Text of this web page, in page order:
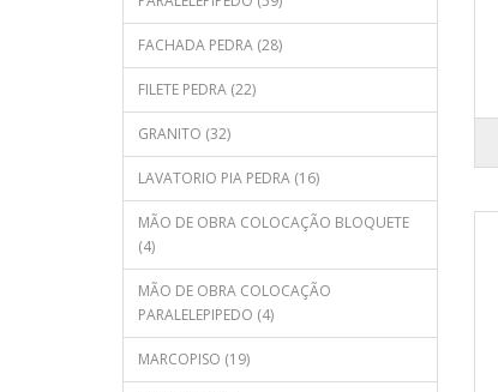
FACHADA PEDRA (28)
FILETE PEDRA (22)
GRANITO (32)
LAVATORIO PIA PEDRA (16)
MÃO DE OBRA COLOCAÇÃO BLOQUETE
(4)
MÃO DE OBRA COLOCAÇÃO
PARALELEPIPEDO (4)
MARCOPISO (19)